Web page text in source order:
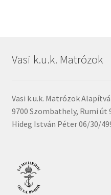
Vasi k.u.k. Matrózok
Vasi k.u.k. Matrózok
9700 Szombathely, Rumi út
Hideg István Péter 06/30/